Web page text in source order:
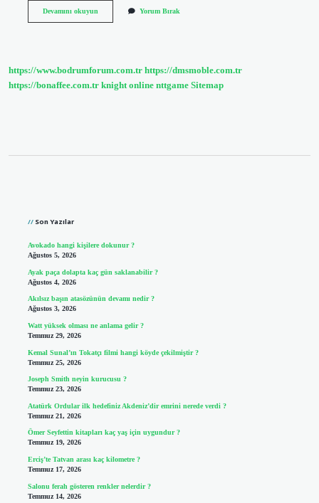
Devamını okuyunAdli
Yorum Bırak
https://www.bodrumforum.com.tr https://dmsmoble.com.tr
https://bonaffee.com.tr knight online nttgame Sitemap
Son Yazılar
Avokado hangi kişilere dokunur ?
Ağustos 5, 2026
Ayak paça dolapta kaç gün saklanabilir ?
Ağustos 4, 2026
Akılsız başın atasözünün devamı nedir ?
Ağustos 3, 2026
Watt yüksek olması ne anlama gelir ?
Temmuz 29, 2026
Kemal Sunal’ın Tokatçı filmi hangi köyde çekilmiştir ?
Temmuz 25, 2026
Joseph Smith neyin kurucusu ?
Temmuz 23, 2026
Atatürk Ordular ilk hedefiniz Akdeniz’dir emrini nerede verdi ?
Temmuz 21, 2026
Ömer Seyfettin kitapları kaç yaş için uygundur ?
Temmuz 19, 2026
Erciş’te Tatvan arası kaç kilometre ?
Temmuz 17, 2026
Salonu ferah gösteren renkler nelerdir ?
Temmuz 14, 2026